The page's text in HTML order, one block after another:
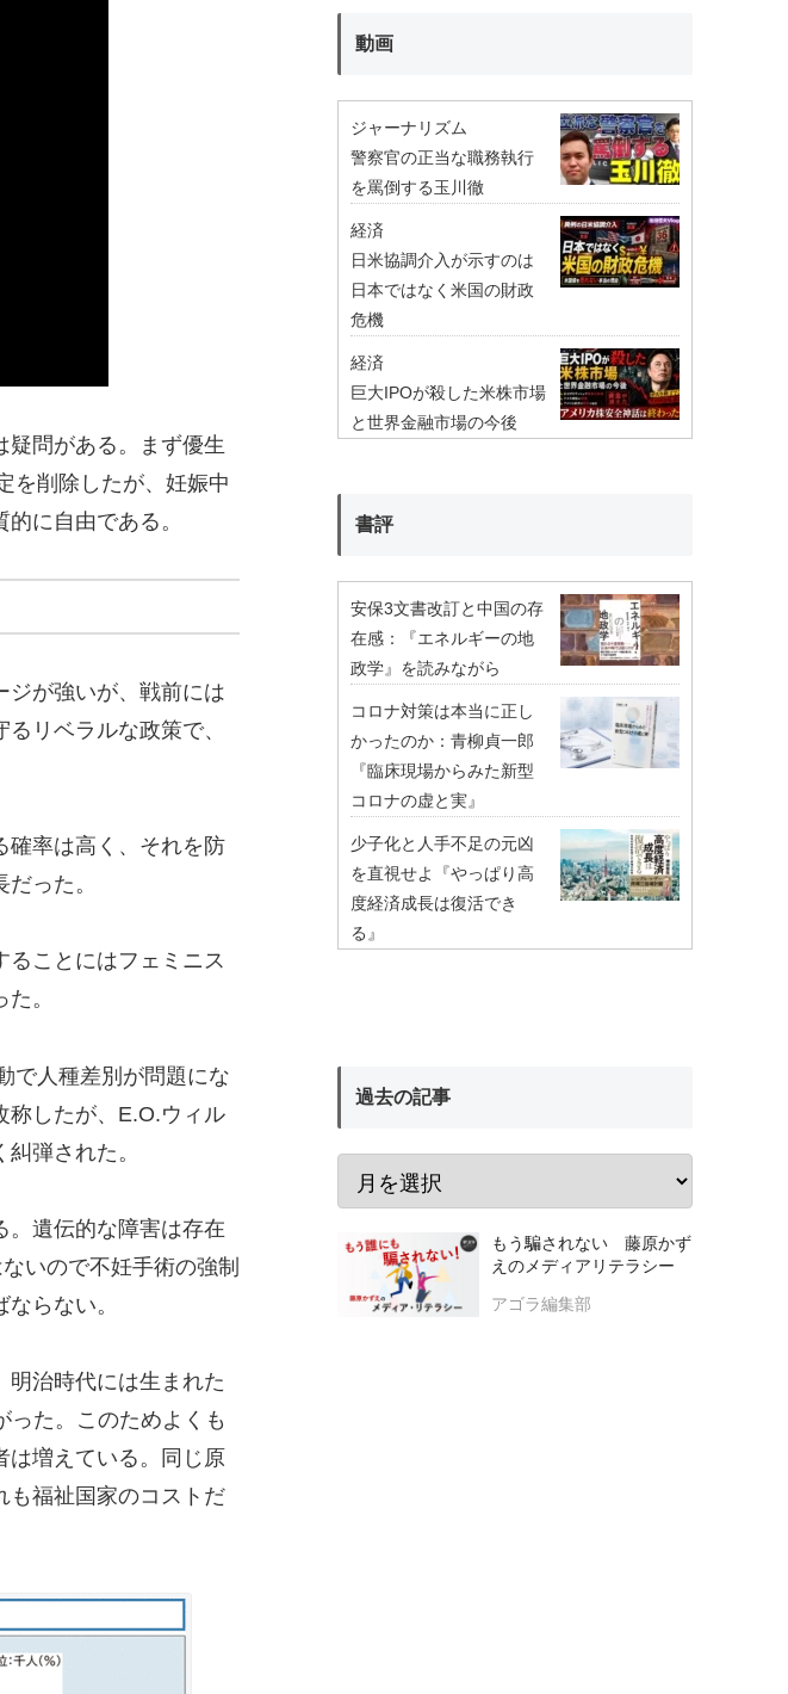
疑問がある。まず優生
を削除したが、妊娠中
に自由である。
ジが強いが、戦前には
リベラルな政策で、
確率は高く、それを防
った。
ることにはフェミニス
。
で人種差別が問題にな
称したが、E.O.ウィル
弾された。
。遺伝的な障害は存在
いので不妊手術の強制
らない。
明治時代には生まれた
った。このためよくも
は増えている。同じ原
も福祉国家のコストだ
動画
ジャーナリズム
警察官の正当な職務執行
を罵倒する玉川徹
経済
日米協調介入が示すのは
日本ではなく米国の財政
危機
経済
巨大IPOが殺した米株市場
と世界金融市場の今後
書評
安保3文書改訂と中国の存
在感：『エネルギーの地
政学』を読みながら
コロナ対策は本当に正し
かったのか：青柳貞一郎
『臨床現場からみた新型
コロナの虚と実』
少子化と人手不足の元凶
を直視せよ『やっぱり高
度経済成長は復活でき
る』
過去の記事
もう騙されない 藤原かず
えのメディアリテラシー
アゴラ編集部